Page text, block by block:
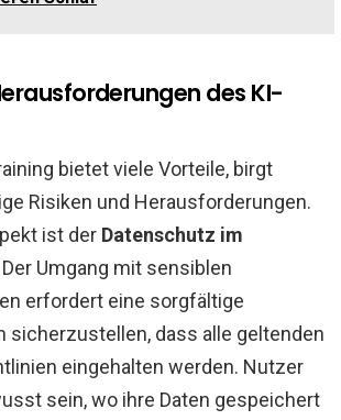
des KI-
bietet viele Vorteile, birgt
Risiken und Herausforderungen.
ist der Datenschutz im
Der Umgang mit sensiblen
erfordert eine sorgfältige
sicherzustellen, dass alle geltenden
eingehalten werden. Nutzer
sein, wo ihre Daten gespeichert